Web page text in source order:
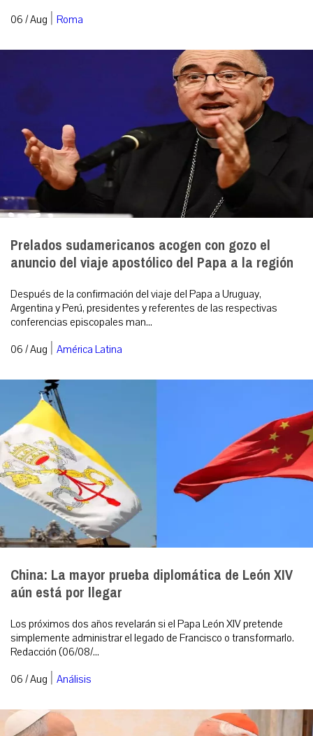
06 / Aug | Roma
Prelados sudamericanos acogen con gozo el
anuncio del viaje apostólico del Papa a la región
Después de la confirmación del viaje del Papa a Uruguay,
Argentina y Perú, presidentes y referentes de las respectivas
conferencias episcopales man...
06 / Aug | América Latina
China: La mayor prueba diplomática de León XIV
aún está por llegar
Los próximos dos años revelarán si el Papa León XIV pretende
simplemente administrar el legado de Francisco o transformarlo.
Redacción (06/08/...
06 / Aug | Análisis